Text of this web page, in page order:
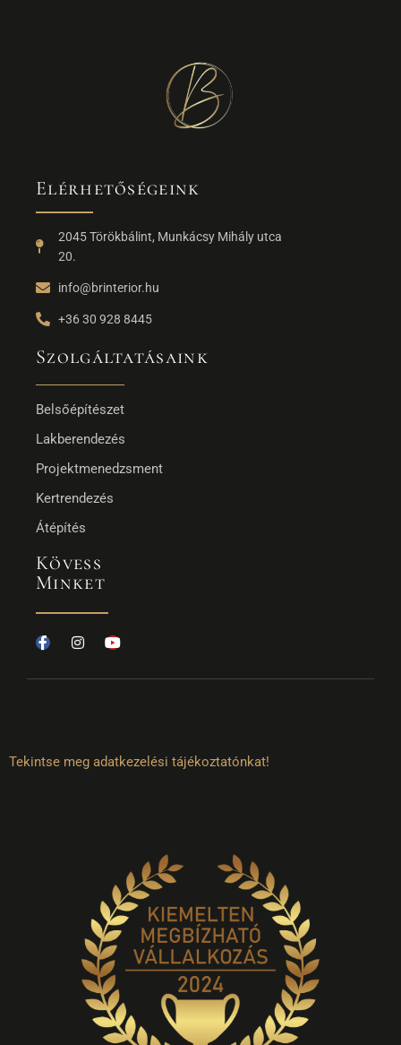
Elérhetőségeink
2045 Törökbálint, Munkácsy Mihály utca
20.
info@brinterior.hu
+36 30 928 8445
Szolgáltatásaink
Belsőépítészet
Lakberendezés
Projektmenedzsment
Kertrendezés
Átépítés
Kövess
Minket
Tekintse meg adatkezelési tájékoztatónkat!